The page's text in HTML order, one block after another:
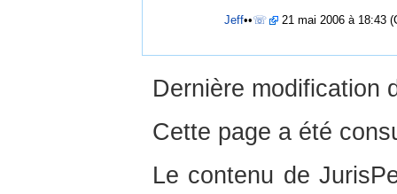
Jeff••☏ 21 mai 2006 à 18:43
Dernière modification
Cette page a été
Le contenu de